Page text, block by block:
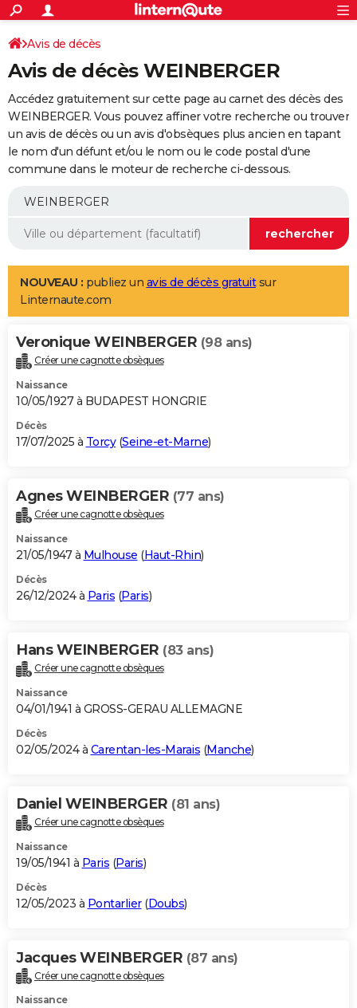
ACTUALITÉS
Politique
Société
Faits Divers
Education
Monde
Villes
+
SPORT
Coupe du monde 2026
Football
Tennis
Cyclisme
Rugby
Forum
Programme TV
TNT
Streaming
Cinéma
Sorties cinéma
Musique
+
FINANCE
Impôts
Immobilier
Risques naturels par ville
Banque
Assurance
Crédit
AUTO
Essais
Réserver un essai
Citadines
Berlines
SUV
Forum auto
+
Mobiles
Meilleur smartphone
Internet
Ordinateurs
Jeux vidéo
Guide high-tech
Aménagement intérieur
LIFESTYLE
Art de vivre
Bien-être
Loisirs
Mode
Modes de vie
Alimentation
Guide de la santé
Maladies
Médicaments
Sommeil
VOYAGE
Destinations
City break
Voyage nature
Voyage de noces
Forum
Climat
+PHOTO
GUIDES D'ACHAT
BONS PLANS
Carte de Noël
Carte Bonne année
Carte Saint-Valentin
Carte Pâques
Carte d'anniversaire
DICTIONNAIRE
Dictionnaire
Biographies
Citations
Expressions
Proverbes
PROGRAMME TV
S'inscrire
Se connecter
Lycées
Collèges
Primaires
Universités
Entreprises
Service militaire
Avis de recherche
AVIS DE DÉCÈS
Bricolage
Lifestyle
Culture
Sport
Auto
Television
Voyage
Cinema
Avis de décès
Avis de décès WEINBERGER
Accédez gratuitement sur cette page au carnet des décès des
WEINBERGER. Vous pouvez affiner votre recherche ou trouver
un avis de décès ou un avis d'obsèques plus ancien en tapant
le nom d'un défunt et/ou le nom ou le code postal d'une
commune dans le moteur de recherche ci-dessous.
NOUVEAU : publiez un avis de décès gratuitsur
Linternaute.com
Veronique WEINBERGER (98 ans)
Créer une cagnotte obsèques
Naissance
10/05/1927 à BUDAPEST HONGRIE
Décès
17/07/2025 à Torcy(Seine-et-Marne)
Agnes WEINBERGER (77 ans)
Créer une cagnotte obsèques
Naissance
21/05/1947 à Mulhouse (Haut-Rhin)
Décès
26/12/2024 à Paris (Paris)
Hans WEINBERGER (83 ans)
Créer une cagnotte obsèques
Naissance
04/01/1941 à GROSS-GERAU ALLEMAGNE
Décès
02/05/2024 à Carentan-les-Marais (Manche)
Daniel WEINBERGER (81 ans)
Créer une cagnotte obsèques
Naissance
19/05/1941 à Paris (Paris)
Décès
12/05/2023 à Pontarlier(Doubs)
Jacques WEINBERGER (87 ans)
Créer une cagnotte obsèques
Naissance